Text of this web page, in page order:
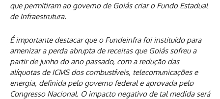
que permitiram ao governo de Goiás criar o Fundo Estadual
de Infraestrutura.
É importante destacar que o Fundeinfra foi instituído para
amenizar a perda abrupta de receitas que Goiás sofreu a
partir de junho do ano passado, com a redução das
alíquotas de ICMS dos combustíveis, telecomunicações e
energia, definida pelo governo federal e aprovada pelo
Congresso Nacional. O impacto negativo de tal medida será